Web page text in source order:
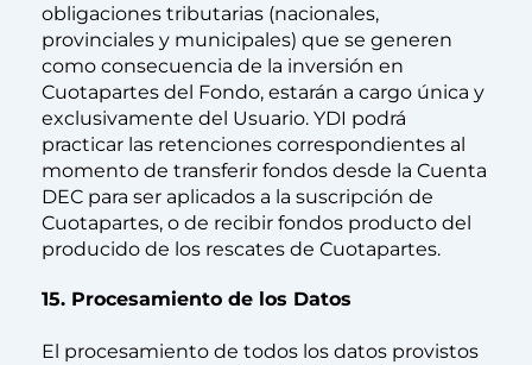
obligaciones tributarias (nacionales,
provinciales y municipales) que se generen
como consecuencia de la inversión en
Cuotapartes del Fondo, estarán a cargo única y
exclusivamente del Usuario. YDI podrá
practicar las retenciones correspondientes al
momento de transferir fondos desde la Cuenta
DEC para ser aplicados a la suscripción de
Cuotapartes, o de recibir fondos producto del
producido de los rescates de Cuotapartes.
15. Procesamiento de los Datos
El procesamiento de todos los datos provistos